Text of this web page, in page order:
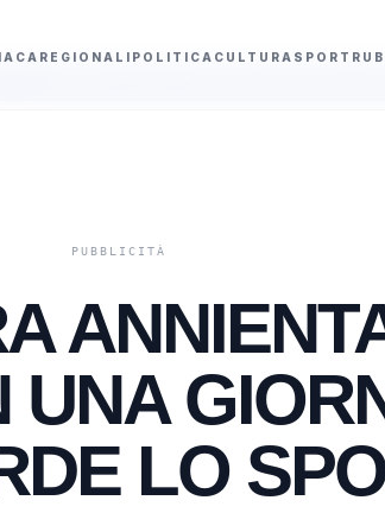
REGIONALI POLITICA CULTURA SPORT
UNA
LO